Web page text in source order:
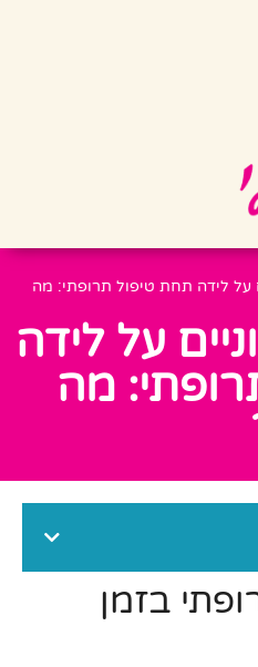
על לידה תחת טיפול תרופתי: מה
על לידה
מה
בזמן